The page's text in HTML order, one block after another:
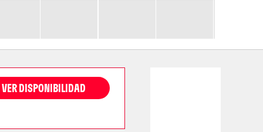
VER DISPONIBILIDAD